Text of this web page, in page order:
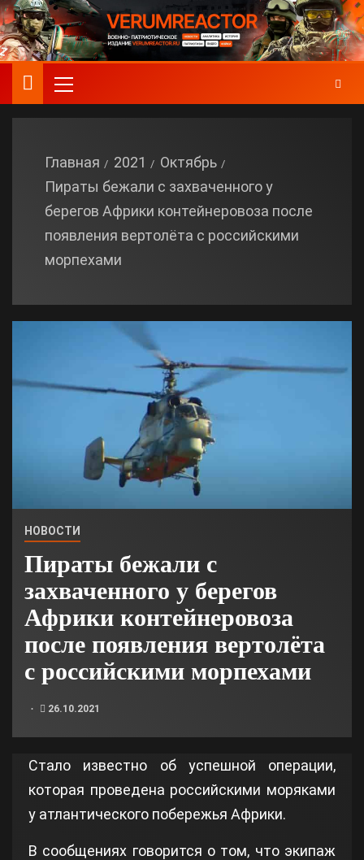
Главная 2021
Октябрь
Пираты бежали с захваченного у
берегов Африки контейнеровоза после
появления вертолёта с российскими
морпехами
НОВОСТИ
Пираты бежали с
захваченного у берегов
Африки контейнеровоза
после появления вертолёта
с российскими морпехами
26.10.2021
Стало известно об успешной операции,
которая проведена российскими моряками
у атлантического побережья Африки.
В сообщениях говорится о том, что экипаж